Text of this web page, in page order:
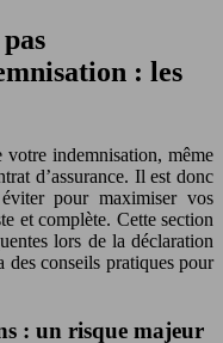
: les
votre indemnisation, même
d’assurance. Il est donc
pour maximiser vos
et complète. Cette section
lors de la déclaration
des conseils pratiques pour
: un risque majeur